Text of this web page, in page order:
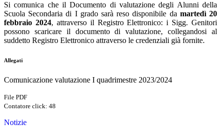
Si comunica che il Documento di valutazione degli Alunni della
Scuola Secondaria di I grado sarà reso disponibile da martedì 20
febbraio 2024, attraverso il Registro Elettronico: i Sigg. Genitori
possono scaricare il documento di valutazione, collegandosi al
suddetto Registro Elettronico attraverso le credenziali già fornite.
Allegati
Comunicazione valutazione I quadrimestre 2023/2024
File PDF
Contatore click: 48
Notizie